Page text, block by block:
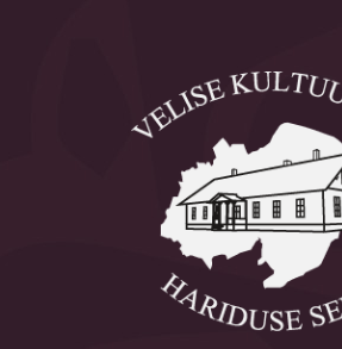
Avaleht
Aleksei Parnabas
Sillaotsa Talumuuseum